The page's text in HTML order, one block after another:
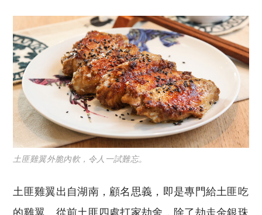
土匪雞翼外脆內軟，令人一試難忘。
土匪雞翼出自湖南，顧名思義，即是專門給土匪吃